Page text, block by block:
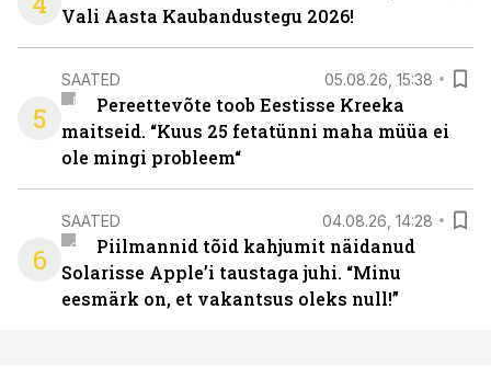
Vali Aasta Kaubandustegu 2026!
5
SAATED 05.08.26, 15:38
Pereettevõte toob Eestisse Kreeka
maitseid. “Kuus 25 fetatünni maha müüa ei
ole mingi probleem“
6
SAATED 04.08.26, 14:28
Piilmannid tõid kahjumit näidanud
Solarisse Apple’i taustaga juhi. “Minu
eesmärk on, et vakantsus oleks null!”